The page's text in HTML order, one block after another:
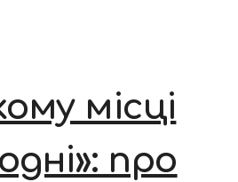
місці
про